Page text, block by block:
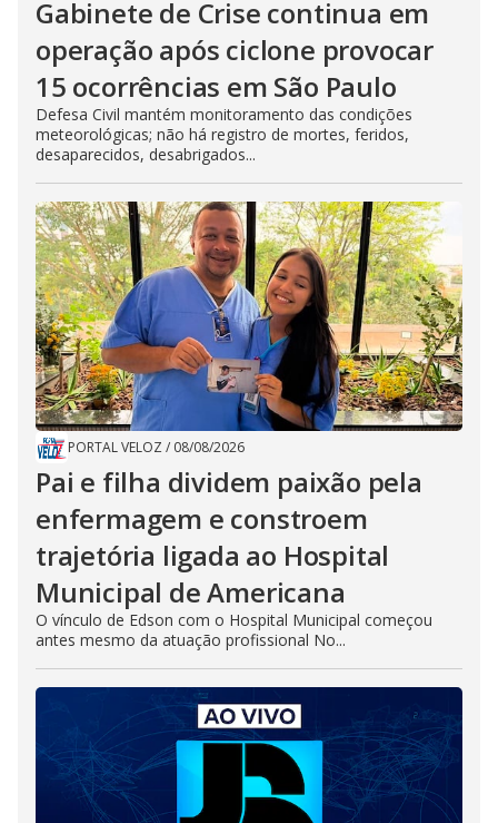
Gabinete de Crise continua em
operação após ciclone provocar
15 ocorrências em São Paulo
Defesa Civil mantém monitoramento das condições
meteorológicas; não há registro de mortes, feridos,
desaparecidos, desabrigados...
PORTAL VELOZ / 08/08/2026
Pai e filha dividem paixão pela
enfermagem e constroem
trajetória ligada ao Hospital
Municipal de Americana
O vínculo de Edson com o Hospital Municipal começou
antes mesmo da atuação profissional No...